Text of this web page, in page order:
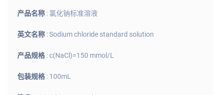
产品名称 : 氯化钠标准溶液
英文名称 : Sodium chloride standard solution
产品规格 : c(NaCl)=150 mmol/L
包装规格 : 100mL